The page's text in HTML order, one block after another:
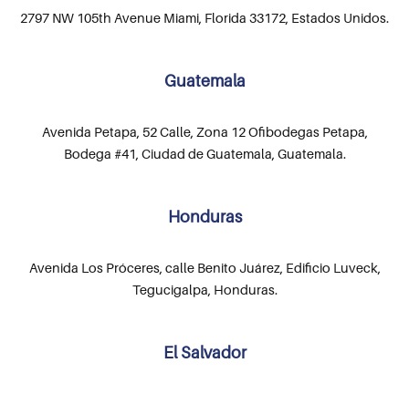
2797 NW 105th Avenue Miami, Florida 33172, Estados Unidos.
Guatemala
Avenida Petapa, 52 Calle, Zona 12 Ofibodegas Petapa,
Bodega #41, Ciudad de Guatemala, Guatemala.
Honduras
Avenida Los Próceres, calle Benito Juárez, Edificio Luveck,
Tegucigalpa, Honduras.
El Salvador